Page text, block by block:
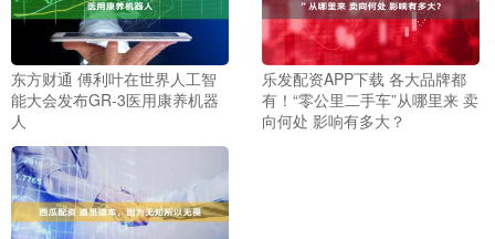
东方财通 傅利叶在世界人工智
能大会发布GR-3医用康养机器
人
乐发配资APP下载 各大品牌都
有！“零公里二手车”从哪里来 卖
向何处 影响有多大？